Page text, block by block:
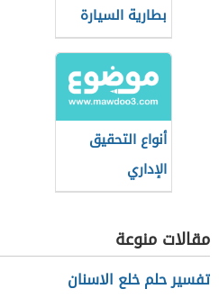
بطارية السيارة
أنواع التحقيق
الإداري
مقالات منوعة
تفسير حلم خلع الاسنان